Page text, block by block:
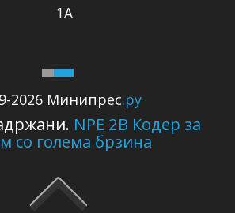
2026 Минипрес.ру
NPE 2B Кодер за
со голема брзина
1A